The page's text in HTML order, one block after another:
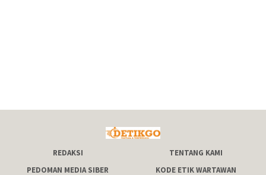
REDAKSI
TENTANG KAMI
PEDOMAN MEDIA SIBER
KODE ETIK WARTAWAN